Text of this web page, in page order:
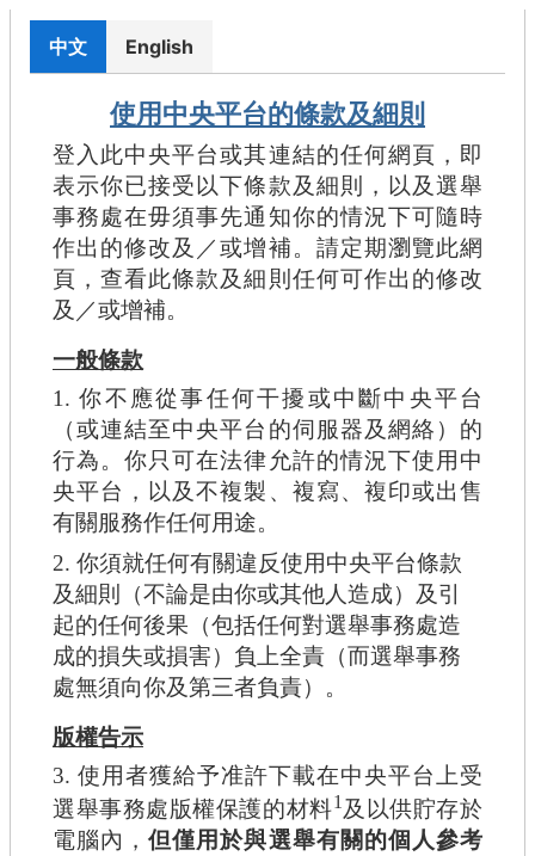
中文 English
使用中央平台的條款及細則
登入此中央平台或其連結的任何網頁，即
表示你已接受以下條款及細則，以及選舉
事務處在毋須事先通知你的情況下可隨時
作出的修改及／或增補。請定期瀏覽此網
頁，查看此條款及細則任何可作出的修改
及／或增補。
一般條款
1. 你不應從事任何干擾或中斷中央平台
（或連結至中央平台的伺服器及網絡）的
行為。你只可在法律允許的情況下使用中
央平台，以及不複製、複寫、複印或出售
有關服務作任何用途。
2. 你須就任何有關違反使用中央平台條款
及細則（不論是由你或其他人造成）及引
起的任何後果（包括任何對選舉事務處造
成的損失或損害）負上全責（而選舉事務
處無須向你及第三者負責）。
版權告示
3. 使用者獲給予准許下載在中央平台上受
選舉事務處版權保護的材料1 及以供貯存於
電腦內，但僅用於與選舉有關的個人參考